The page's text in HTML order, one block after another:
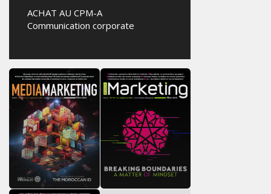
ACHAT AU CPM-A
Communication corporate